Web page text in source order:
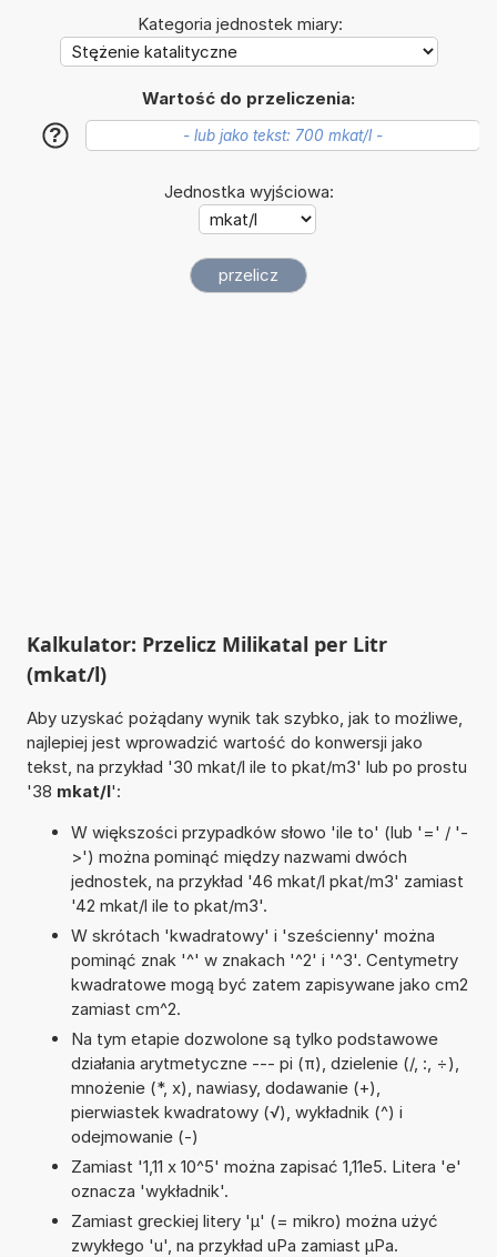
Kategoria jednostek miary:
Wartość do przeliczenia:
?
Jednostka wyjściowa:
Kalkulator: Przelicz Milikatal per Litr
(mkat/l)
Aby uzyskać pożądany wynik tak szybko, jak to możliwe,
najlepiej jest wprowadzić wartość do konwersji jako
tekst, na przykład '30 mkat/l ile to pkat/m3' lub po prostu
'38 mkat/l':
W większości przypadków słowo 'ile to' (lub '=' / '-
>') można pominąć między nazwami dwóch
jednostek, na przykład '46 mkat/l pkat/m3' zamiast
'42 mkat/l ile to pkat/m3'.
W skrótach 'kwadratowy' i 'sześcienny' można
pominąć znak '^' w znakach '^2' i '^3'. Centymetry
kwadratowe mogą być zatem zapisywane jako cm2
zamiast cm^2.
Na tym etapie dozwolone są tylko podstawowe
działania arytmetyczne --- pi (π), dzielenie (/, :, ÷),
mnożenie (*, x), nawiasy, dodawanie (+),
pierwiastek kwadratowy (√), wykładnik (^) i
odejmowanie (-)
Zamiast '1,11 x 10^5' można zapisać 1,11e5. Litera 'e'
oznacza 'wykładnik'.
Zamiast greckiej litery 'µ' (= mikro) można użyć
zwykłego 'u', na przykład uPa zamiast µPa.